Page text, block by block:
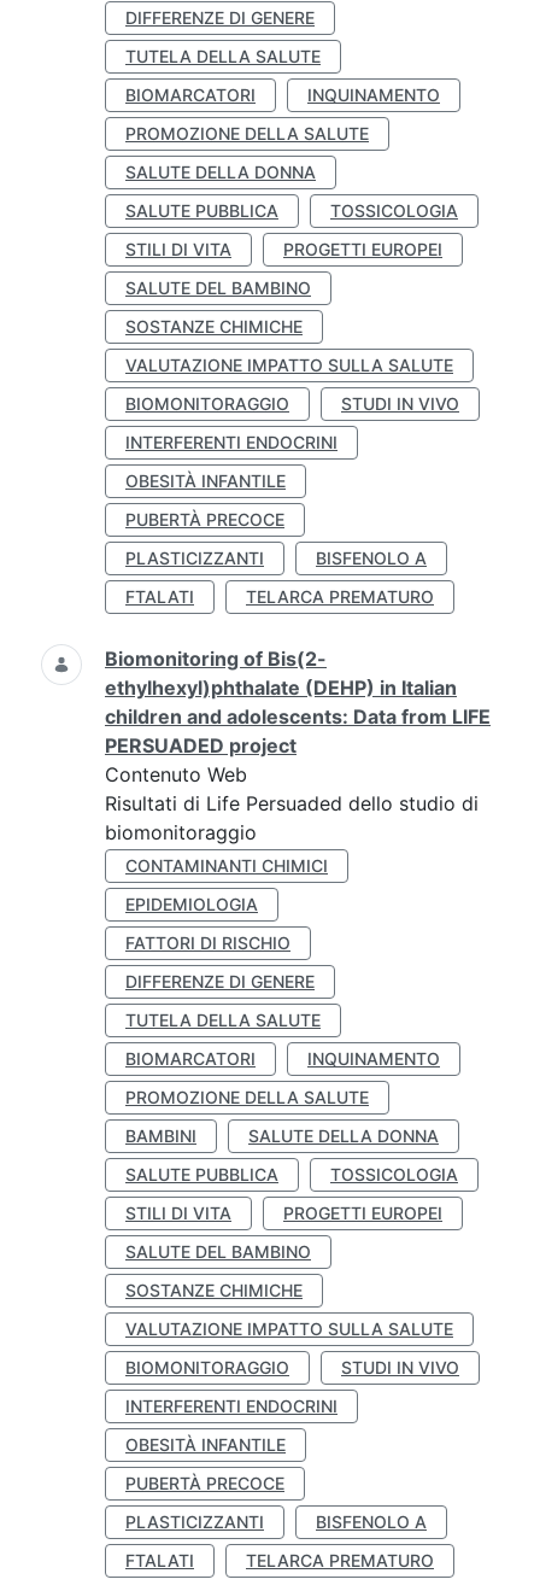
DIFFERENZE DI GENERE
TUTELA DELLA SALUTE
BIOMARCATORI
INQUINAMENTO
PROMOZIONE DELLA SALUTE
SALUTE DELLA DONNA
SALUTE PUBBLICA
TOSSICOLOGIA
STILI DI VITA
PROGETTI EUROPEI
SALUTE DEL BAMBINO
SOSTANZE CHIMICHE
VALUTAZIONE IMPATTO SULLA SALUTE
BIOMONITORAGGIO
STUDI IN VIVO
INTERFERENTI ENDOCRINI
OBESITÀ INFANTILE
PUBERTÀ PRECOCE
PLASTICIZZANTI
BISFENOLO A
FTALATI
TELARCA PREMATURO
Biomonitoring of Bis(2-
ethylhexyl)phthalate (DEHP) in Italian
children and adolescents: Data from LIFE
PERSUADED project
Contenuto Web
Risultati di Life Persuaded dello studio di
biomonitoraggio
CONTAMINANTI CHIMICI
EPIDEMIOLOGIA
FATTORI DI RISCHIO
DIFFERENZE DI GENERE
TUTELA DELLA SALUTE
BIOMARCATORI
INQUINAMENTO
PROMOZIONE DELLA SALUTE
BAMBINI
SALUTE DELLA DONNA
SALUTE PUBBLICA
TOSSICOLOGIA
STILI DI VITA
PROGETTI EUROPEI
SALUTE DEL BAMBINO
SOSTANZE CHIMICHE
VALUTAZIONE IMPATTO SULLA SALUTE
BIOMONITORAGGIO
STUDI IN VIVO
INTERFERENTI ENDOCRINI
OBESITÀ INFANTILE
PUBERTÀ PRECOCE
PLASTICIZZANTI
BISFENOLO A
FTALATI
TELARCA PREMATURO